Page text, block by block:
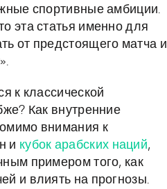
спортивные амбиции.
эта статья именно для
от предстоящего матча и
к классической
Как внутренние
внимания к
и кубок арабских наций,
примером того, как
и влиять на прогнозы.